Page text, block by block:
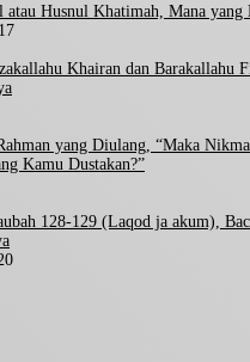
atau Husnul Khatimah, Mana yang
Khairan dan Barakallahu
yang Diulang, “Maka
Kamu Dustakan?”
128-129 (Laqod ja akum),